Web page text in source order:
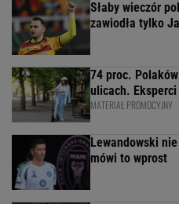
Słaby wieczór
zawiodła tylko
74 proc.
ulicach.
MATERIAŁ PROMOCYJNY
Lewandowski
mówi to wprost